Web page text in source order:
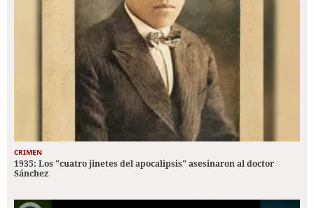
CRIMEN
1935: Los "cuatro jinetes del apocalipsis" asesinaron al doctor
Sánchez